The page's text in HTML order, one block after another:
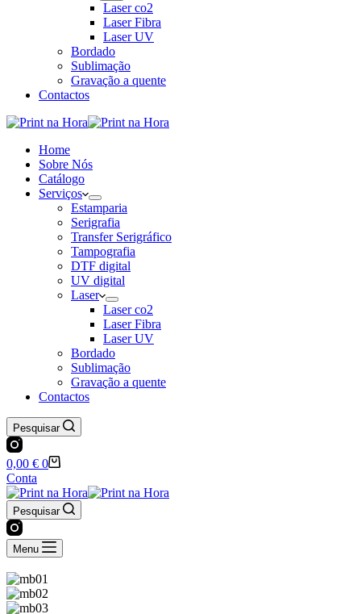
Laser co2
Laser Fibra
Laser UV
Bordado
Sublimação
Gravação a quente
Contactos
Home
Sobre Nós
Catálogo
Serviços
Estamparia
Serigrafia
Transfer Serigráfico
Tampografia
DTF digital
UV digital
Laser
Laser co2
Laser Fibra
Laser UV
Bordado
Sublimação
Gravação a quente
Contactos
Pesquisar
0,00 € 0
Conta
Pesquisar
Menu